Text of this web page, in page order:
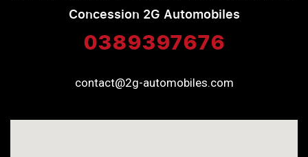
Concession 2G Automobiles
0389397676
contact@2g-automobiles.com